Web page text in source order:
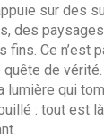
sur des
des
fins. Ce n’est
de
lumière qui
: tout est